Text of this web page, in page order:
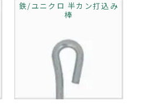
鉄/ユニクロ 半カン打込み
棒